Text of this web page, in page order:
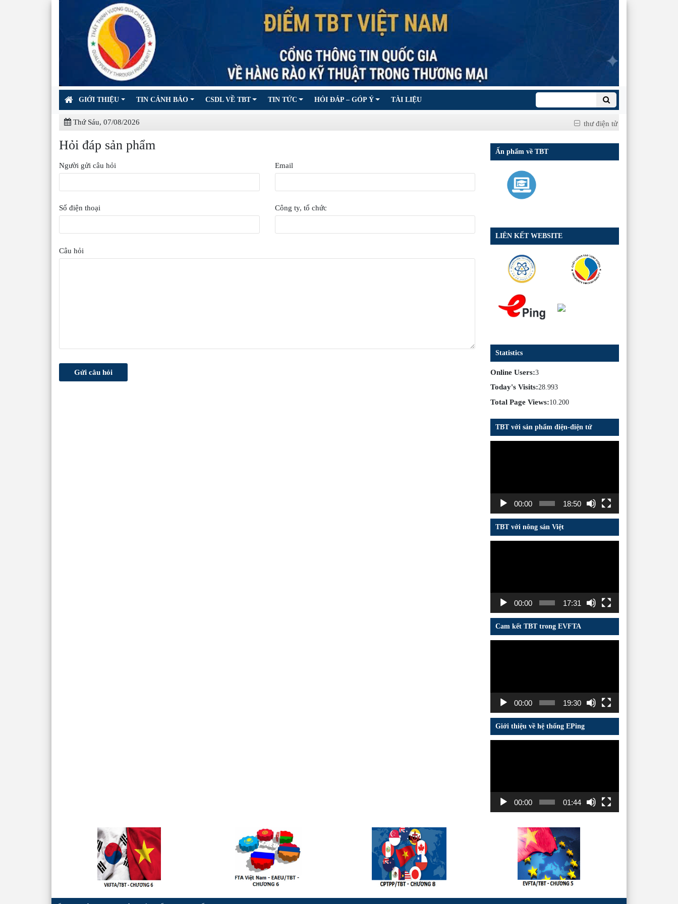
GIỚI THIỆU TIN CẢNH BÁO CSDL VỀ TBT TIN TỨC HỎI ĐÁP – GÓP Ý TÀI LIỆU
Thứ Sáu, 07/08/2026 thư điện tử
Hỏi đáp sản phẩm
Người gửi câu hỏi Email
Số điện thoại Công ty, tổ chức
Câu hỏi
Ấn phẩm về TBT
LIÊN KẾT WEBSITE
Statistics
Online Users:3
Today's Visits:28.993
Total Page Views:10.200
TBT với sản phẩm điện-điện tử
00:00 18:50
TBT với nông sản Việt
00:00 17:31
Cam kết TBT trong EVFTA
00:00 19:30
Giới thiệu về hệ thống EPing
00:00 01:44